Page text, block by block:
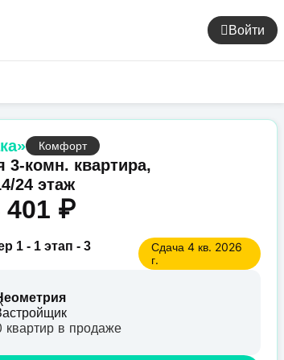
Войти
3-комн. квартира,
24 этаж
401 ₽
Комфорт
1 - 1 этап - 3
Сдача 4 кв. 2026
г.
квартир в продаже